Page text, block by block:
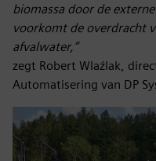
biomassa door de
voorkomt de overdracht
afvalwater,”
zegt Robert Wlaźlak,
Automatisering van DP